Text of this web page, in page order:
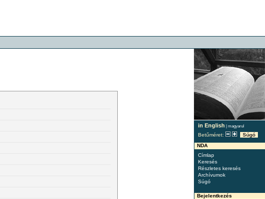
in English | magyarul
Betűméret:
Súgó
NDA
Címlap
Keresés
Részletes keresés
Archívumok
Súgó
Bejelentkezés